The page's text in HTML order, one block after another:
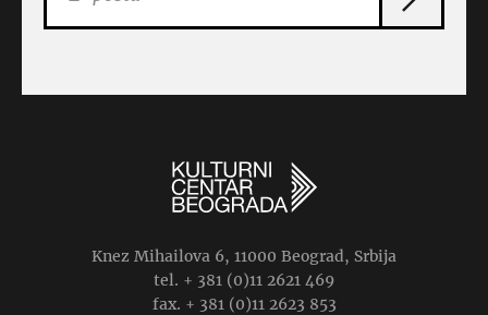
Knez Mihailova 6, 11000 Beograd, Srbija
tel. + 381 (0)11 2621 469
fax. + 381 (0)11 2623 853